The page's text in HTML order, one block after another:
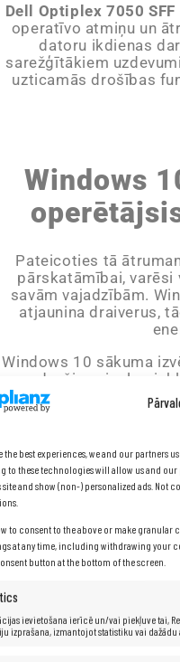
the best experiences, we and our partners
to these technologies will allow us and
site and show (non-) personalized ads.
to consent to the above or make granular
at any time, including withdrawing your
button at the bottom of the screen.
ievietošana ierīcē un/vai piekļuve tai,
izprašana, izmantojot statistiku vai
Dell Optiplex 7050 SFF
operatīvo atmiņu un
datoru ikdienas
sarežģītākiem
uzticamās drošības
Windows
Pateicoties tā
pārskatāmībai,
savām vajadzībām.
atjaunina draiverus,
Windows 10 sākuma
un nodrošina vieglu
drošības funkcijas,
interneta drošības
Tavu datoru pret